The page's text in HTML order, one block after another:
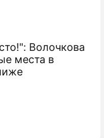
Волочкова
места в